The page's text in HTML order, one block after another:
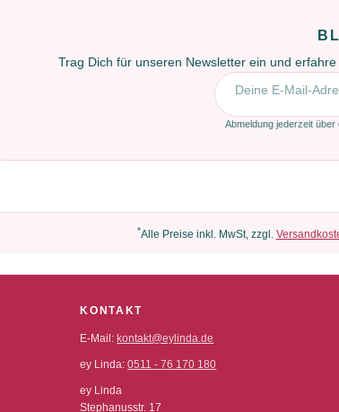
Trag Dich für unseren Newsletter ein und
E-Mail-Adresse
Abmeldung jederzeit
*Alle Preise inkl. MwSt, zzgl.
KONTAKT
E-Mail: kontakt@eylinda.de
ey Linda:0511 - 76 170 180
ey Linda
Stephanusstr. 17